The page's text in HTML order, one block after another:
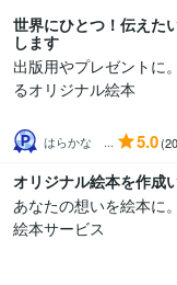
世界にひとつ！伝えた
します
出版用やプレゼントに
るオリジナル絵本
はらかな ... 5.0
オリジナル絵本を作成
あなたの想いを絵本に
絵本サービス